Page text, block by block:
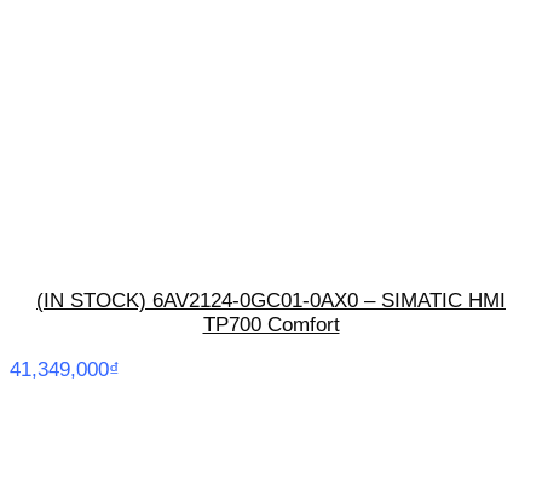
(IN STOCK) 6AV2124-0GC01-0AX0 – SIMATIC HMI
TP700 Comfort
41,349,000₫